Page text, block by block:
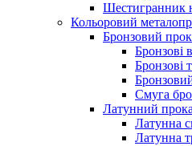
Шестигранник
Кольоровий
Бронзовий
Бронзові
Бронзові
Смуга
Латунний
Латунна
Латунна